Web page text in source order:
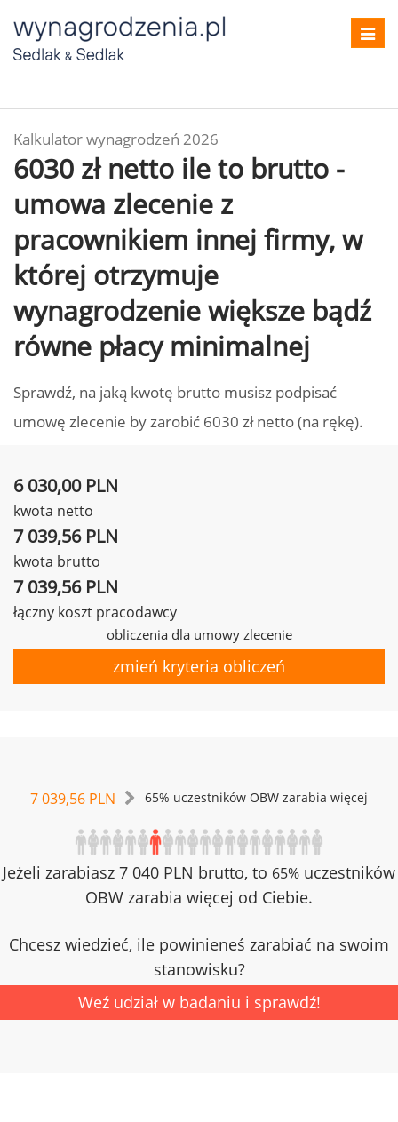
Kalkulator wynagrodzeń 2026
6030 zł netto ile to brutto -
umowa zlecenie z
pracownikiem innej firmy, w
której otrzymuje
wynagrodzenie większe bądź
równe płacy minimalnej
Sprawdź, na jaką kwotę brutto musisz podpisać
umowę zlecenie by zarobić 6030 zł netto (na rękę).
6 030,00 PLN
kwota netto
7 039,56 PLN
kwota brutto
7 039,56 PLN
łączny koszt pracodawcy
obliczenia dla umowy zlecenie
zmień kryteria obliczeń
7 039,56 PLN 65% uczestników OBW zarabia więcej
Jeżeli zarabiasz 7 040 PLN brutto, to 65% uczestników
OBW zarabia więcej od Ciebie.
Chcesz wiedzieć, ile powinieneś zarabiać na swoim
stanowisku?
Weź udział w badaniu i sprawdź!